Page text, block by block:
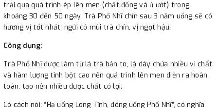
trải qua quá trình ép lên men (chất đống và ủ ướt) trong
khoảng 30 đến 50 ngày. Trà Phổ Nhĩ chín sau 3 năm uống sẽ có
hương vị tốt nhất, ngửi có mùi trà chín, vị ngọt hậu.
Công dụng:
Trà Phổ Nhĩ được làm từ lá trà bản to, lá dày chứa nhiều vi chất
và hàm lượng tinh bột cao nên quá trình lên men diễn ra hoàn
toàn, tạo nên nhiều dược chất có lợi.
Có cách nói: “Hạ uống Long Tĩnh, đông uống Phổ Nhĩ”, có nghĩa